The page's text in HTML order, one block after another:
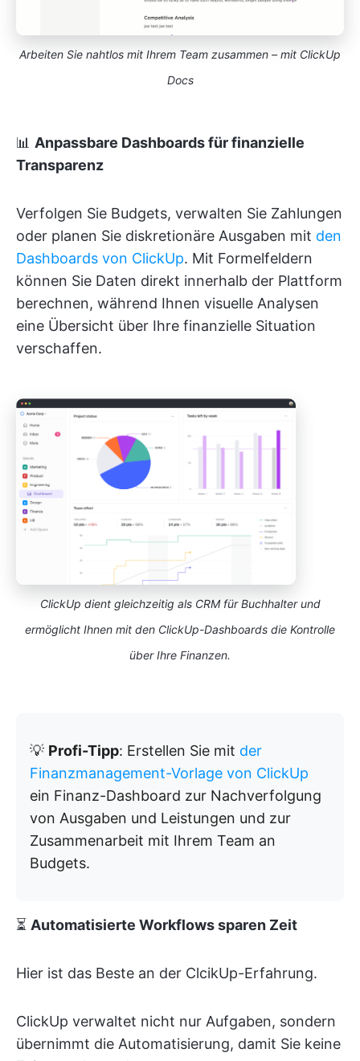
Arbeiten Sie nahtlos mit Ihrem Team zusammen – mit ClickUp
Docs
📊 Anpassbare Dashboards für finanzielle
Transparenz
Verfolgen Sie Budgets, verwalten Sie Zahlungen
oder planen Sie diskretionäre Ausgaben mit den
Dashboards von ClickUp. Mit Formelfeldern
können Sie Daten direkt innerhalb der Plattform
berechnen, während Ihnen visuelle Analysen
eine Übersicht über Ihre finanzielle Situation
verschaffen.
ClickUp dient gleichzeitig als CRM für Buchhalter und
ermöglicht Ihnen mit den ClickUp-Dashboards die Kontrolle
über Ihre Finanzen.
💡 Profi-Tipp: Erstellen Sie mit der
Finanzmanagement-Vorlage von ClickUp
ein Finanz-Dashboard zur Nachverfolgung
von Ausgaben und Leistungen und zur
Zusammenarbeit mit Ihrem Team an
Budgets.
⏳ Automatisierte Workflows sparen Zeit
Hier ist das Beste an der ClcikUp-Erfahrung.
ClickUp verwaltet nicht nur Aufgaben, sondern
übernimmt die Automatisierung, damit Sie keine